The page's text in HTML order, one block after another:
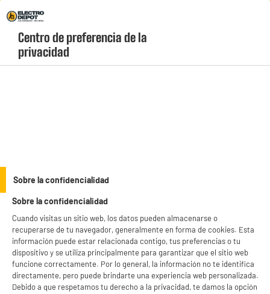
Menú
geolocation-header-icon-text
account
1 metro negro PVC MICRO USB
Centro de preferencia de la
privacidad
Sobre la confidencialidad
Sobre la confidencialidad
Cuando visitas un sitio web, los datos pueden almacenarse o
recuperarse de tu navegador, generalmente en forma de cookies. Esta
información puede estar relacionada contigo, tus preferencias o tu
dispositivo y se utiliza principalmente para garantizar que el sitio web
funcione correctamente. Por lo general, la información no te identifica
directamente, pero puede brindarte una experiencia web personalizada.
Debido a que respetamos tu derecho a la privacidad, te damos la opción